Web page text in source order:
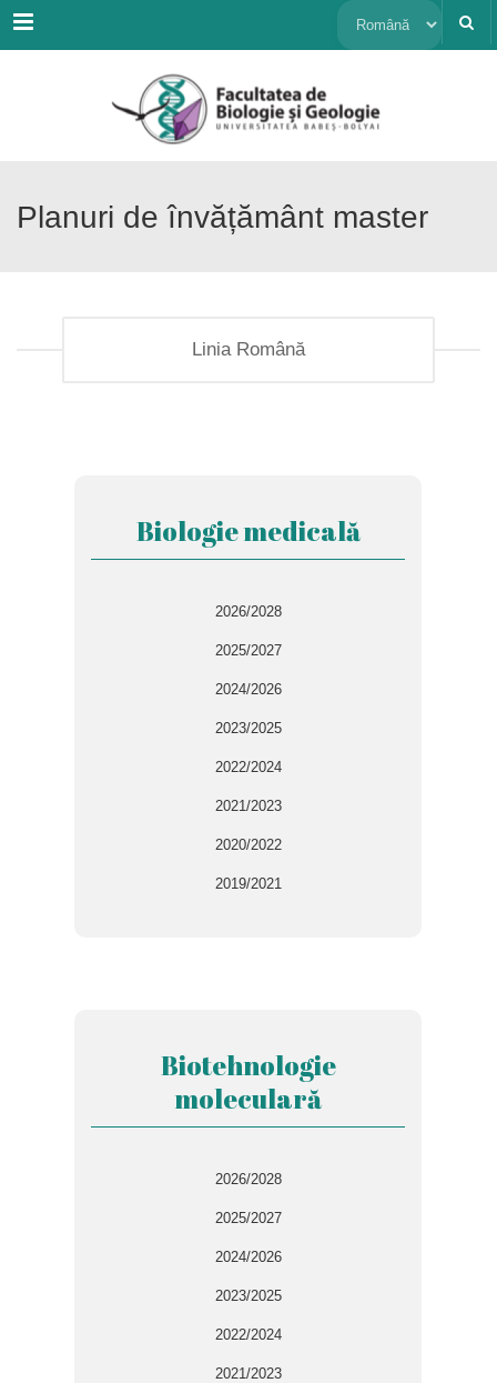
Menu Alege
limbă
Planuri de învățământ master
Linia Română
Biologie medicală
2026/2028
2025/2027
2024/2026
2023/2025
2022/2024
2021/2023
2020/2022
2019/2021
Biotehnologie
moleculară
2026/2028
2025/2027
2024/2026
2023/2025
2022/2024
2021/2023